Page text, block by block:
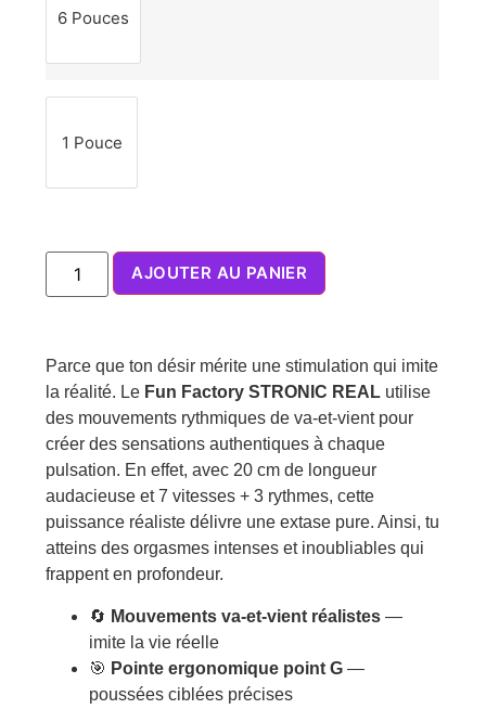
6 Pouces
1 Pouce
AJOUTER AU PANIER
Parce que ton désir mérite une stimulation qui imite
la réalité. Le Fun Factory STRONIC REAL utilise
des mouvements rythmiques de va-et-vient pour
créer des sensations authentiques à chaque
pulsation. En effet, avec 20 cm de longueur
audacieuse et 7 vitesses + 3 rythmes, cette
puissance réaliste délivre une extase pure. Ainsi, tu
atteins des orgasmes intenses et inoubliables qui
frappent en profondeur.
🔄 Mouvements va-et-vient réalistes —
imite la vie réelle
🎯 Pointe ergonomique point G —
poussées ciblées précises